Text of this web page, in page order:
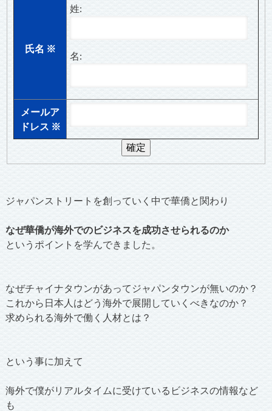
氏名 ※
姓:
名:
メールア
ドレス ※
ジャパンストリートを創っていく中で華僑と関わり
なぜ華僑が海外でのビジネスを成功させられるのか
というポイントを学んできました。
なぜチャイナタウンがあってジャパンタウンが無いのか？
これから日本人はどう海外で展開していくべきなのか？
求められる海外で働く人材とは？
という事に加えて
海外で僕がリアルタイムに受けているビジネスの情報など
も